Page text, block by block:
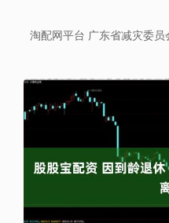
淘配网平台 广东省减灾委